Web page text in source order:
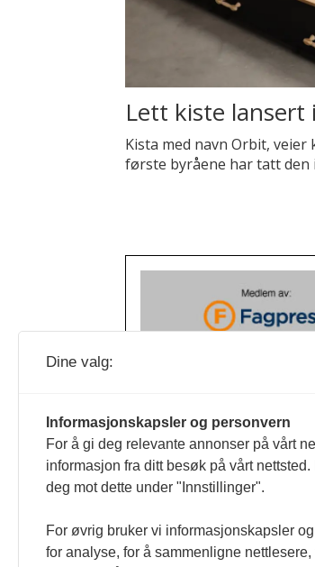
Lett kiste lansert
Kista med navn Orbit, veier
første byråene har tatt den
Dine valg:
Informasjonskapsler og personvern
For å gi deg relevante annonser på vårt
informasjon fra ditt besøk på vårt
deg mot dette under "Innstillinger".
For øvrig bruker vi informasjonskapsler
for analyse, for å sammenligne nettlesere,